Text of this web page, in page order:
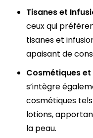
Tisanes et
ceux qui
tisanes et
apaisant de
Cosmétiques et
s’intègre
cosmétiques
lotions,
la peau.